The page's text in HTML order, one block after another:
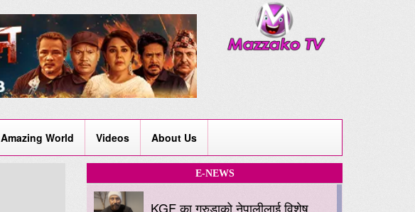
Amazing World Videos About Us
E-NEWS
KGF का गरुडाको नेपालीलाई विशेष